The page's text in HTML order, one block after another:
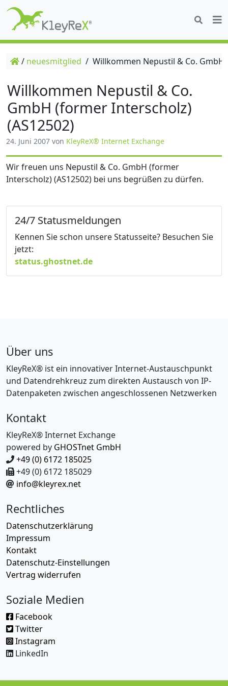
/ neuesmitglied / Willkommen Nepustil & Co.
Willkommen Nepustil & Co.
GmbH (former Interscholz)
(AS12502)
24. Juni 2007 von KleyReX® Internet Exchange
Wir freuen uns Nepustil & Co. GmbH (former
Interscholz) (AS12502) bei uns begrüßen zu dürfen.
24/7 Statusmeldungen
Kennen Sie schon unsere Statusseite? Besuchen Sie
jetzt:
status.ghostnet.de
Über uns
KleyReX® ist ein innovativer Internet-Austauschpunkt
und Datendrehkreuz zum direkten Austausch von IP-
Datenpaketen zwischen angeschlossenen Netzwerken
Kontakt
KleyReX® Internet Exchange
powered by GHOSTnet GmbH
+49 (0) 6172 185025
+49 (0) 6172 185029
info@kleyrex.net
Rechtliches
Datenschutzerklärung
Impressum
Kontakt
Datenschutz-Einstellungen
Vertrag widerrufen
Soziale Medien
Facebook
Twitter
Instagram
LinkedIn